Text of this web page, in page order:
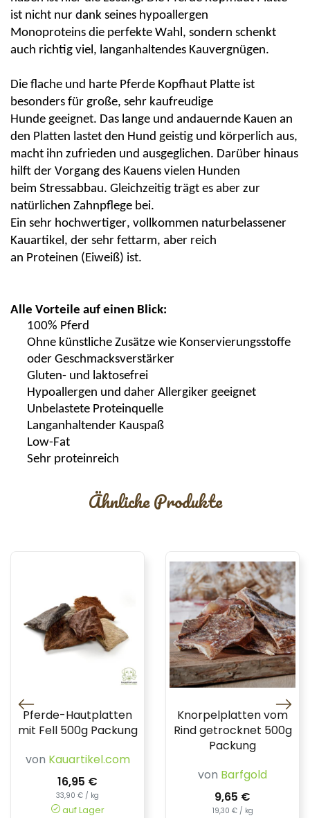
ist nicht nur dank seines hypoallergen
Monoproteins die perfekte Wahl, sondern schenkt
auch richtig viel, langanhaltendes Kauvergnügen.
Die flache und harte Pferde Kopfhaut Platte ist
besonders für große, sehr kaufreudige
Hunde geeignet. Das lange und andauernde Kauen an
den Platten lastet den Hund geistig und körperlich aus,
macht ihn zufrieden und ausgeglichen. Darüber hinaus
hilft der Vorgang des Kauens vielen Hunden
beim Stressabbau. Gleichzeitig trägt es aber zur
natürlichen Zahnpflege bei.
Ein sehr hochwertiger, vollkommen naturbelassener
Kauartikel, der sehr fettarm, aber reich
an Proteinen (Eiweiß) ist.
Alle Vorteile auf einen Blick:
100% Pferd
Ohne künstliche Zusätze wie Konservierungsstoffe
oder Geschmacksverstärker
Gluten- und laktosefrei
Hypoallergen und daher Allergiker geeignet
Unbelastete Proteinquelle
Langanhaltender Kauspaß
Low-Fat
Sehr proteinreich
Ähnliche Produkte
Pferde-Hautplatten
mit Fell 500g Packung
von Kauartikel.com
16,95 €
33,90 € / kg
auf Lager
Knorpelplatten vom
Rind getrocknet 500g
Packung
von Barfgold
9,65 €
19,30 € / kg